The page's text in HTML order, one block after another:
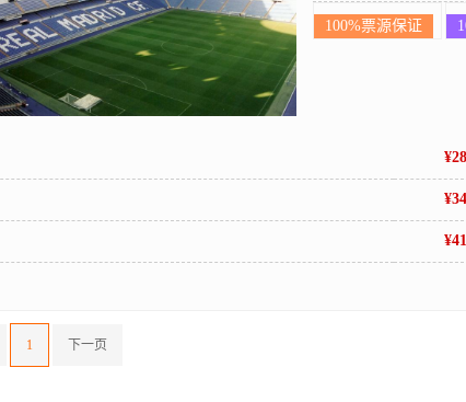
100%票源保证
1 下一页